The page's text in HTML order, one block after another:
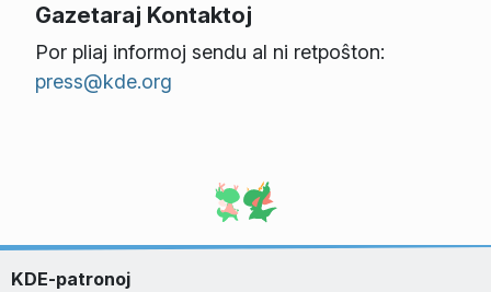
Gazetaraj Kontaktoj
Por pliaj informoj sendu al ni retpoŝton:
press@kde.org
KDE-patronoj